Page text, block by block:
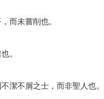
而未嘗削也。
。
潔不屑之士，而非聖人也。